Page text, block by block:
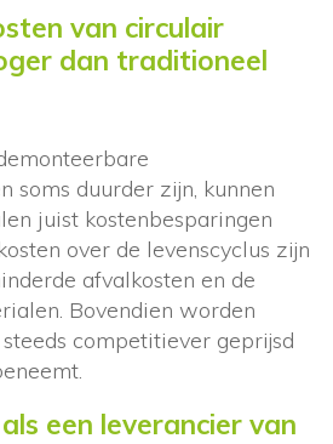
van circulair
dan traditioneel
soms duurder zijn, kunnen
juist kostenbesparingen
over de levenscyclus zijn
afvalkosten en de
Bovendien worden
competitiever geprijsd
een leverancier van